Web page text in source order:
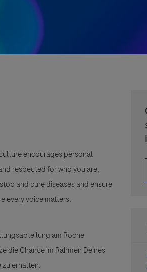
encourages personal
respected for who you are,
and cure diseases and ensure
every voice matters.
am Roche
die Chance im Rahmen Deines
erhalten.